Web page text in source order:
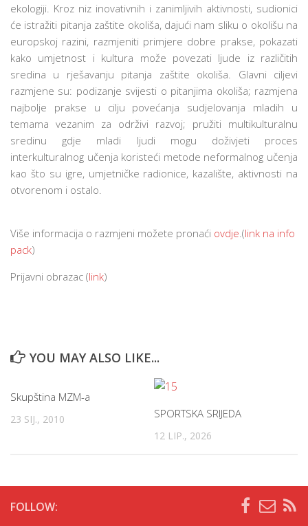
ekologiji. Kroz niz inovativnih i zanimljivih aktivnosti, sudionici
će istražiti pitanja zaštite okoliša, dajući nam sliku o okolišu na
europskoj razini, razmjeniti primjere dobre prakse, pokazati
kako umjetnost i kultura može povezati ljude iz različitih
sredina u rješavanju pitanja zaštite okoliša. Glavni ciljevi
razmjene su: podizanje svijesti o pitanjima okoliša; razmjena
najbolje prakse u cilju povećanja sudjelovanja mladih u
temama vezanim za održivi razvoj; pružiti multikulturalnu
sredinu gdje mladi ljudi mogu doživjeti proces
interkulturalnog učenja koristeći metode neformalnog učenja
kao što su igre, umjetničke radionice, kazalište, aktivnosti na
otvorenom i ostalo.
Više informacija o razmjeni možete pronaći ovdje.(link na info
pack)
Prijavni obrazac (link)
YOU MAY ALSO LIKE...
Skupština MZM-a
23 SIJ., 2010 SPORTSKA SRIJEDA
12 LIP., 2026
FOLLOW: